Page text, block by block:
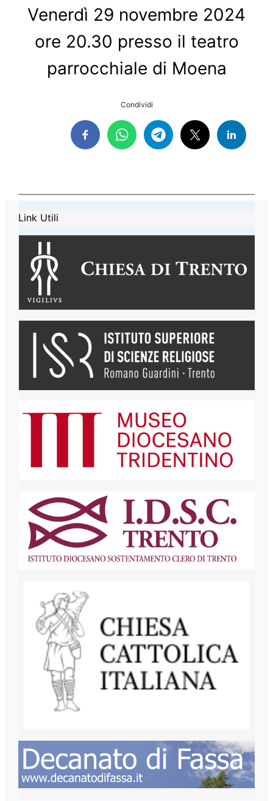
Venerdì 29 novembre 2024
ore 20.30 presso il teatro
parrocchiale di Moena
Condividi
Link Utili